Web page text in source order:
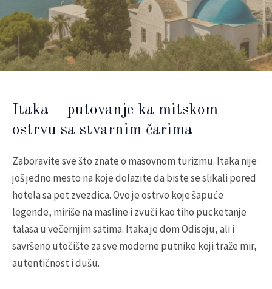
Itaka – putovanje ka mitskom
ostrvu sa stvarnim čarima
Zaboravite sve što znate o masovnom turizmu. Itaka nije
još jedno mesto na koje dolazite da biste se slikali pored
hotela sa pet zvezdica. Ovo je ostrvo koje šapuće
legende, miriše na masline i zvuči kao tiho pucketanje
talasa u večernjim satima. Itaka je dom Odiseju, ali i
savršeno utočište za sve moderne putnike koji traže mir,
autentičnost i dušu.